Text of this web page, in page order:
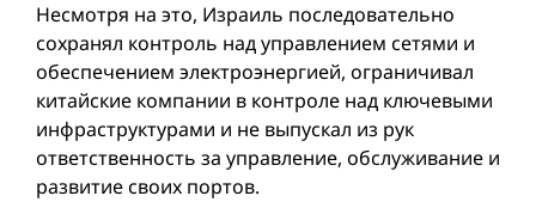
Несмотря на это, Израиль последовательно
сохранял контроль над управлением сетями и
обеспечением электроэнергией, ограничивал
китайские компании в контроле над ключевыми
инфраструктурами и не выпускал из рук
ответственнocть за управление, обслуживание и
развитие своих портов.